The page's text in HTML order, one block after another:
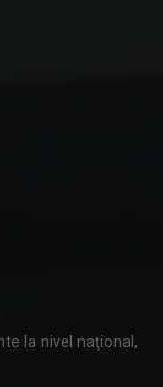
la nivel naţional,